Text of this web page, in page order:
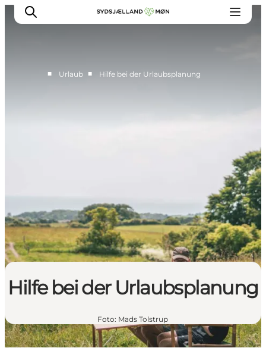
■ Urlaub ■ Hilfe bei der Urlaubsplanung
Hilfe bei der Urlaubsplanung
Foto: Mads Tolstrup